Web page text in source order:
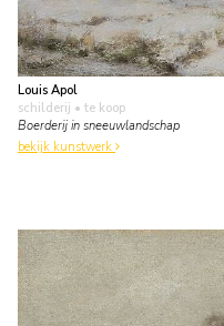
Louis Apol
schilderij • te koop
Boerderij in sneeuwlandschap
bekijk kunstwerk